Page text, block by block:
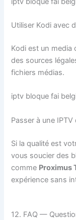
Utiliser Kodi avec
Kodi est un
des sources
fichiers médias.
iptv bloque fai
Passer à une IPTV
Si la qualité est
vous soucier des
comme Proximus
expérience sans
12. FAQ —